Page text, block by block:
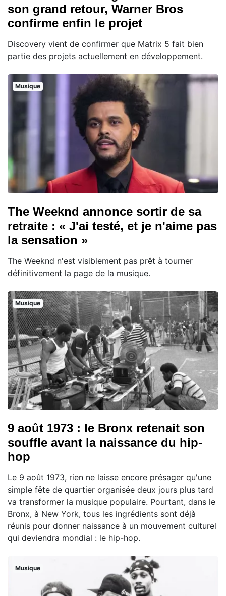
son grand retour, Warner Bros
confirme enfin le projet
Discovery vient de confirmer que Matrix 5 fait bien
partie des projets actuellement en développement.
Musique
The Weeknd annonce sortir de sa
retraite : « J'ai testé, et je n'aime pas
la sensation »
The Weeknd n'est visiblement pas prêt à tourner
définitivement la page de la musique.
Musique
9 août 1973 : le Bronx retenait son
souffle avant la naissance du hip-
hop
Le 9 août 1973, rien ne laisse encore présager qu'une
simple fête de quartier organisée deux jours plus tard
va transformer la musique populaire. Pourtant, dans le
Bronx, à New York, tous les ingrédients sont déjà
réunis pour donner naissance à un mouvement culturel
qui deviendra mondial : le hip-hop.
Musique